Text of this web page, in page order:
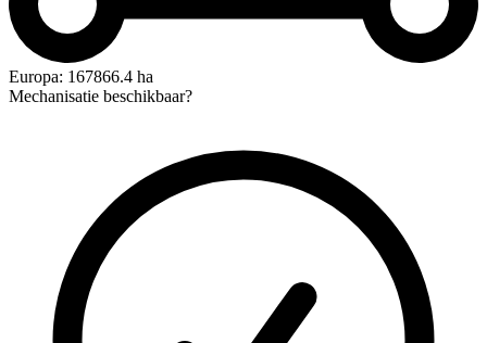
Europa: 167866.4 ha
Mechanisatie beschikbaar?